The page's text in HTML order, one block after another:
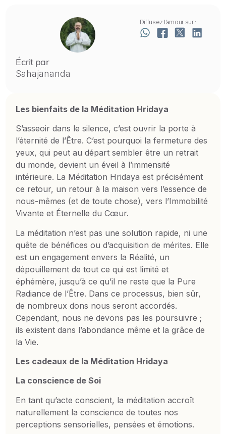
Écrit par
Sahajananda
Diffusez l’amour sur :
Les bienfaits de la Méditation Hridaya
S’asseoir dans le silence, c’est ouvrir la porte à
l’éternité de l’Être. C’est pourquoi la fermeture des
yeux, qui peut au départ sembler être un retrait
du monde, devient un éveil à l’immensité
intérieure. La Méditation Hridaya est précisément
ce retour, un retour à la maison vers l’essence de
nous-mêmes (et de toute chose), vers l’Immobilité
Vivante et Éternelle du Cœur.
La méditation n’est pas une solution rapide, ni une
quête de bénéfices ou d’acquisition de mérites. Elle
est un engagement envers la Réalité, un
dépouillement de tout ce qui est limité et
éphémère, jusqu’à ce qu’il ne reste que la Pure
Radiance de l’Être. Dans ce processus, bien sûr,
de nombreux dons nous seront accordés.
Cependant, nous ne devons pas les poursuivre ;
ils existent dans l’abondance même et la grâce de
la Vie.
Les cadeaux de la Méditation Hridaya
La conscience de Soi
En tant qu’acte conscient, la méditation accroît
naturellement la conscience de toutes nos
perceptions sensorielles, pensées et émotions.